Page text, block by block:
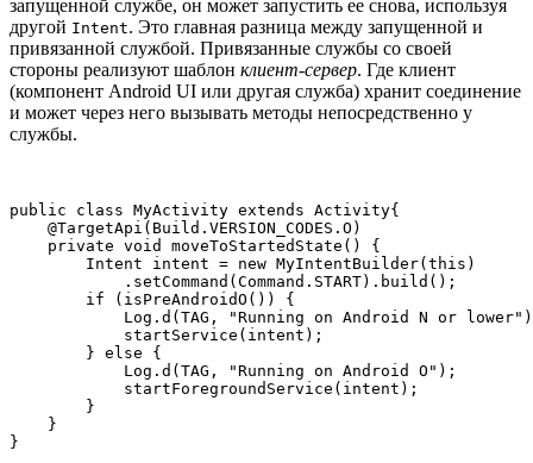
запущенной службе, он может запустить ее снова, используя
другой Intent. Это главная разница между запущенной и
привязанной службой. Привязанные службы со своей
стороны реализуют шаблон клиент-сервер. Где клиент
(компонент Android UI или другая служба) хранит соединение
и может через него вызывать методы непосредственно у
службы.
public class MyActivity extends Activity{
    @TargetApi(Build.VERSION_CODES.O)
    private void moveToStartedState() {
        Intent intent = new MyIntentBuilder(this)
            .setCommand(Command.START).build();
        if (isPreAndroidO()) {
Log.d(TAG, "Running on Android N or
            startService(intent);
        } else {
            Log.d(TAG, "Running on Android O");
            startForegroundService(intent);
        }
    }
}